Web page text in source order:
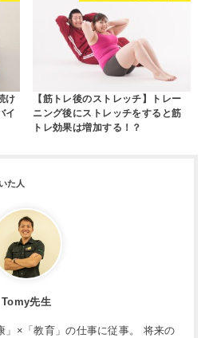
け
イ
【筋トレ後のストレッチ】トレー
ニング後にストレッチをすると筋
トレ効果は増加する！？
Tomy先生
」×「教育」の仕事に従事。 将来の